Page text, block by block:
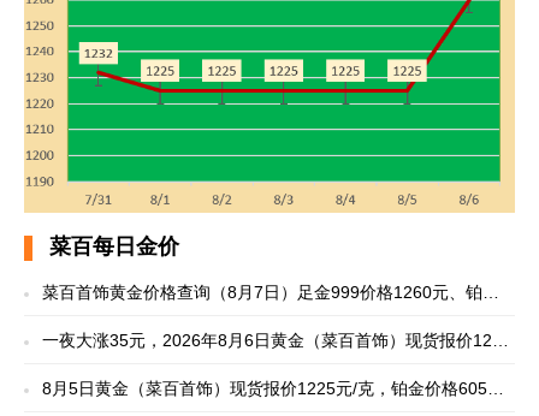
菜百每日金价
菜百首饰黄金价格查询（8月7日）足金999价格1260元、铂金
一夜大涨35元，2026年8月6日黄金（菜百首饰）现货报价1260
8月5日黄金（菜百首饰）现货报价1225元/克，铂金价格605元/